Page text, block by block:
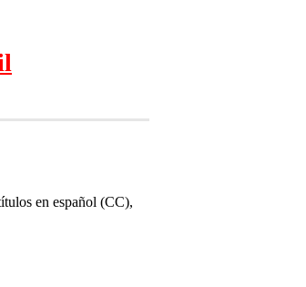
en español (CC),